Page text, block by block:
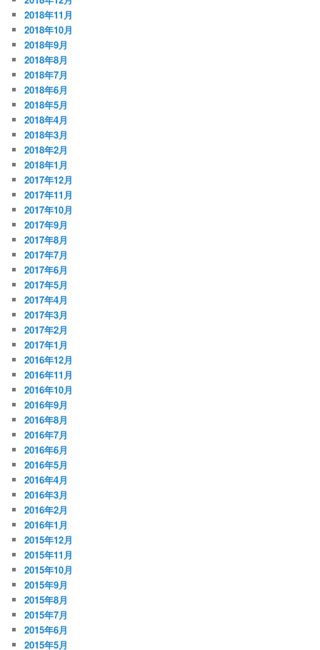
2018年11月
2018年10月
2018年9月
2018年8月
2018年7月
2018年6月
2018年5月
2018年4月
2018年3月
2018年2月
2018年1月
2017年12月
2017年11月
2017年10月
2017年9月
2017年8月
2017年7月
2017年6月
2017年5月
2017年4月
2017年3月
2017年2月
2017年1月
2016年12月
2016年11月
2016年10月
2016年9月
2016年8月
2016年7月
2016年6月
2016年5月
2016年4月
2016年3月
2016年2月
2016年1月
2015年12月
2015年11月
2015年10月
2015年9月
2015年8月
2015年7月
2015年6月
2015年5月